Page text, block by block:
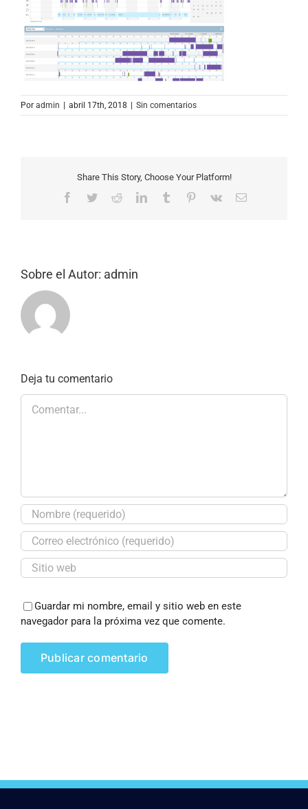
Por admin abril 17th, 2018 Sin comentarios
Share This Story, Choose Your Platform!
Facebook
TwitterRedditLinkedInTumblr Pinterest
Vk
Correo
Sobre el Autor: admin
Deja tu comentario
Comentar
Guardar mi nombre, email y sitio web en este
navegador para la próxima vez que comente.